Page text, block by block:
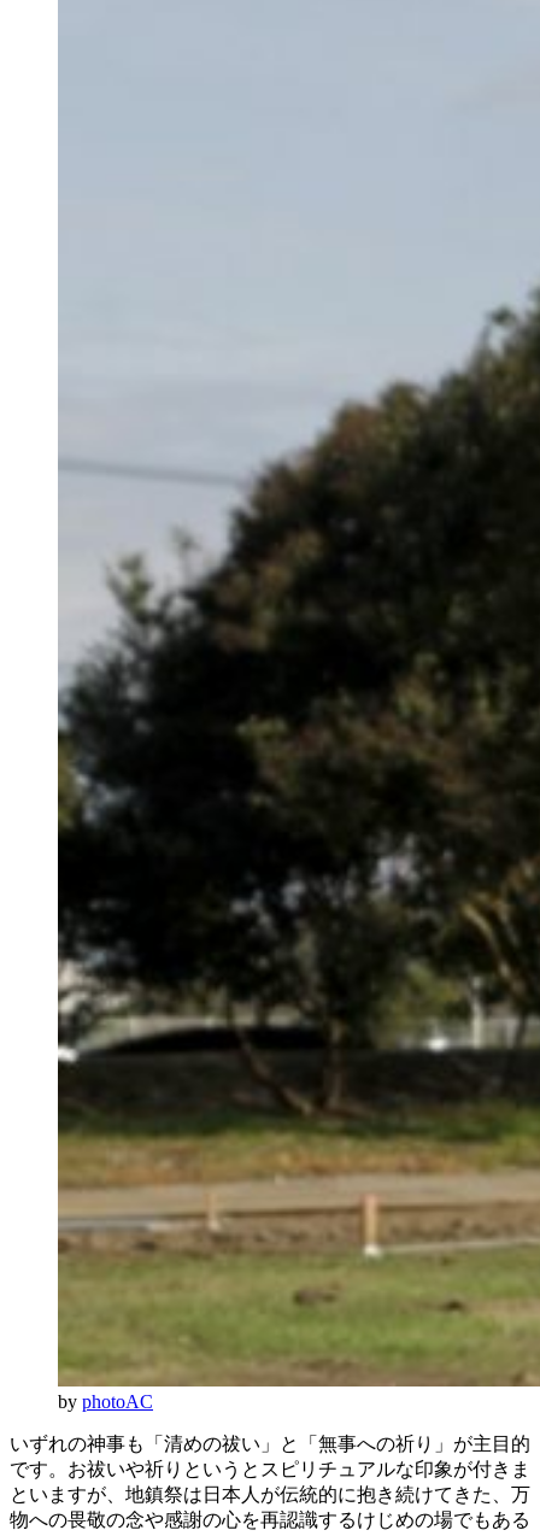
by photoAC
いずれの神事も「清めの祓い」と「無事への祈り」が主目的
です。お祓いや祈りというとスピリチュアルな印象が付きま
といますが、地鎮祭は日本人が伝統的に抱き続けてきた、万
物への畏敬の念や感謝の心を再認識するけじめの場でもある